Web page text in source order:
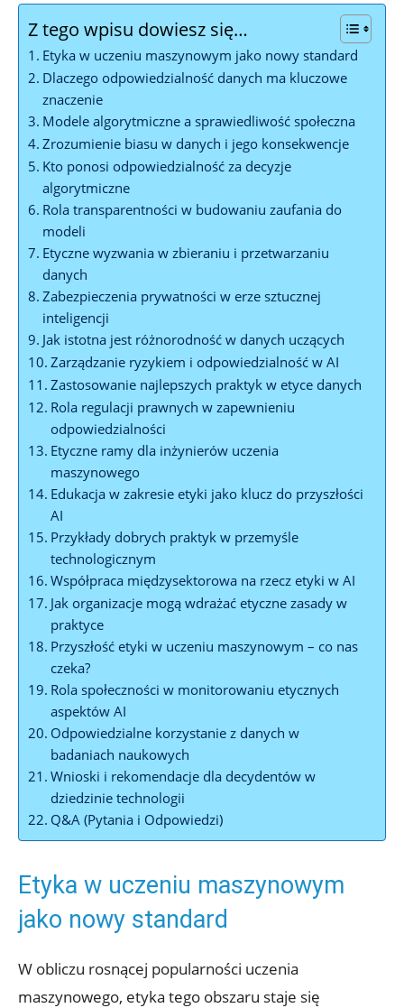
Z tego wpisu dowiesz się…
Etyka w uczeniu maszynowym jako nowy standard
Dlaczego odpowiedzialność danych ma kluczowe
znaczenie
Modele algorytmiczne a sprawiedliwość społeczna
Zrozumienie biasu w danych i jego konsekwencje
Kto ponosi odpowiedzialność za decyzje
algorytmiczne
Rola transparentności w budowaniu zaufania do
modeli
Etyczne wyzwania w zbieraniu i przetwarzaniu
danych
Zabezpieczenia prywatności w erze sztucznej
inteligencji
Jak istotna jest różnorodność w danych uczących
Zarządzanie ryzykiem i odpowiedzialność w AI
Zastosowanie najlepszych praktyk w etyce danych
Rola regulacji prawnych w zapewnieniu
odpowiedzialności
Etyczne ramy dla inżynierów uczenia
maszynowego
Edukacja w zakresie etyki jako klucz do przyszłości
AI
Przykłady dobrych praktyk w przemyśle
technologicznym
Współpraca międzysektorowa na rzecz etyki w AI
Jak organizacje mogą wdrażać etyczne zasady w
praktyce
Przyszłość etyki w uczeniu maszynowym – co nas
czeka?
Rola społeczności w monitorowaniu etycznych
aspektów AI
Odpowiedzialne korzystanie z danych w
badaniach naukowych
Wnioski i rekomendacje dla decydentów w
dziedzinie technologii
Q&A (Pytania i Odpowiedzi)
Etyka w uczeniu maszynowym
jako nowy standard
W obliczu rosnącej popularności uczenia
maszynowego, etyka tego obszaru staje się